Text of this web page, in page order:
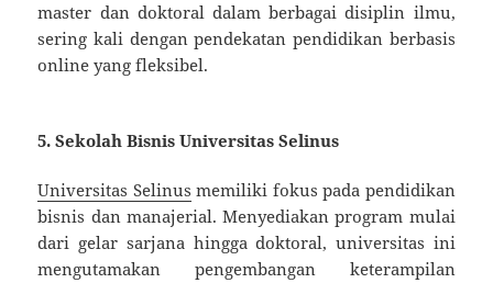
master dan doktoral dalam berbagai disiplin ilmu,
sering kali dengan pendekatan pendidikan berbasis
online yang fleksibel.
5.Sekolah Bisnis Universitas Selinus
Universitas Selinus memiliki fokus pada pendidikan
bisnis dan manajerial. Menyediakan program mulai
dari gelar sarjana hingga doktoral, universitas ini
mengutamakan pengembangan keterampilan